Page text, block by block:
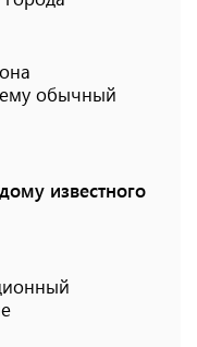
обычный
известного